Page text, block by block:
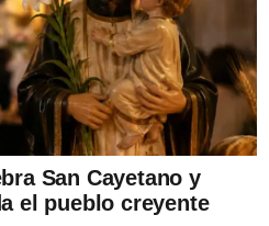
San Cayetano y
el pueblo creyente